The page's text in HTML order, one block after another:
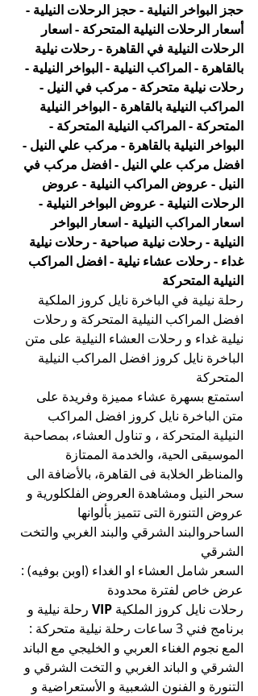
حجز البواخر النيلية - حجز الرحلات النيلية -
أسعار الرحلات النيلية المتحركة - اسعار
الرحلات النيلية في القاهرة - رحلات نيلية
بالقاهرة - المراكب النيلية - البواخر النيلية -
رحلات نيلية متحركة - مركب في النيل -
المراكب النيلية بالقاهرة - البواخر النيلية
المتحركة - المراكب النيلية المتحركة -
البواخر النيلية بالقاهرة - مركب علي النيل -
افضل مركب علي النيل - افضل مركب في
النيل - عروض المراكب النيلية - عروض
الرحلات النيلية - عروض البواخر النيلية -
اسعار المراكب النيلية - اسعار البواخر
النيلية - رحلات نيلية صباحية - رحلات نيلية
غداء - رحلات عشاء نيلية - افضل المراكب
النيلية المتحركة
رحلة نيلية في الباخرة نايل كروز الملكية
افضل المراكب النيلية المتحركة و رحلات
نيلية غداء و رحلات العشاء النيلية على متن
الباخرة نايل كروز افضل المراكب النيلية
المتحركة
استمتع بسهرة عشاء مميزة وفريدة على
متن الباخرة نايل كروز افضل المراكب
النيلية المتحركة ، و تناول العشاء، بمصاحبة
الموسيقى الحية، والخدمة الممتازة
والمناظر الخلابة فى القاهرة، بالأضافة الى
سحر النيل ومشاهدة العروض الفلكلورية و
عروض التنورة التى تتميز بألوانها
الساحروالبند الشرقي والبند الغربي والتخت
الشرقي
السعر شامل العشاء او الغداء (اوبن بوفيه) :
عرض خاص لفترة محدودة
رحلات نايل كروز الملكية VIP رحلة نيلية و
برنامج فني 3 ساعات رحلة نيلية متحركة :
المع نجوم الغناء العربي و الخليجي مع الباند
الشرقي و الباند الغربي و التخت الشرقي و
التنورة و الفنون الشعبية و الأستعراضية و